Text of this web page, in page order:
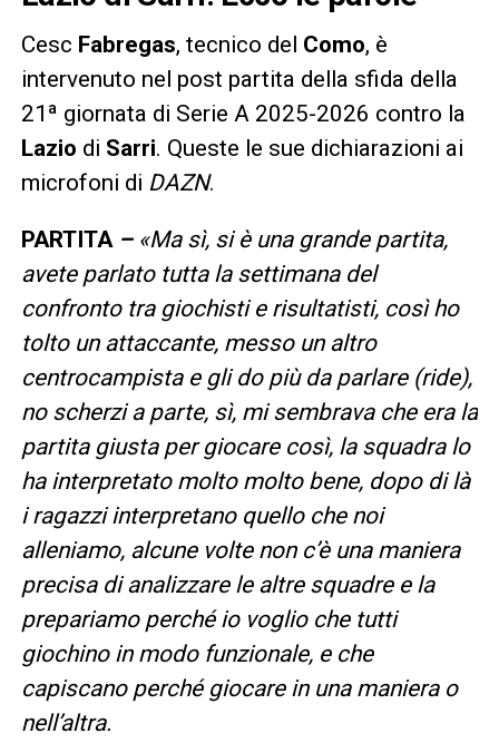
Cesc Fabregas, tecnico del Como, è
intervenuto nel post partita della sfida della
21ª giornata di Serie A 2025-2026 contro la
Lazio di Sarri. Queste le sue dichiarazioni ai
microfoni di DAZN.
PARTITA –«Ma sì, si è una grande partita,
avete parlato tutta la settimana del
confronto tra giochisti e risultatisti, così ho
tolto un attaccante, messo un altro
centrocampista e gli do più da parlare (ride),
no scherzi a parte, sì, mi sembrava che era la
partita giusta per giocare così, la squadra lo
ha interpretato molto molto bene, dopo di là
i ragazzi interpretano quello che noi
alleniamo, alcune volte non c’è una maniera
precisa di analizzare le altre squadre e la
prepariamo perché io voglio che tutti
giochino in modo funzionale, e che
capiscano perché giocare in una maniera o
nell’altra.